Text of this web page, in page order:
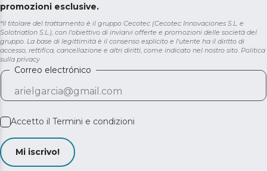
promozioni esclusive.
*Il titolare del trattamento è il gruppo Cecotec (Cecotec Innovaciones S.L. e
Solotriatlon S.L.), con l'obiettivo di inviarvi offerte e promozioni delle società del
gruppo. La base di legittimità è il consenso esplicito e l'utente ha il diritto di
accesso, rettifica, cancellazione e altri diritti, come indicato nel nostro sito. Politica
sulla privacy
Correo electrónico
Accetto il Termini e condizioni
Mi iscrivo!